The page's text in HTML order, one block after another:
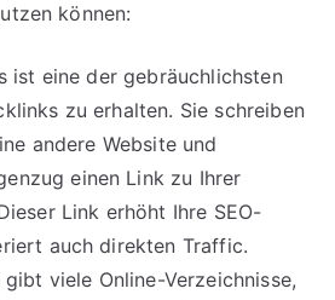
können:
ist eine der gebräuchlichsten
zu erhalten. Sie schreiben
andere Website und
einen Link zu Ihrer
Link erhöht Ihre SEO-
auch direkten Traffic.
gibt viele Online-Verzeichnisse,